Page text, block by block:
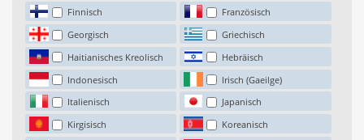
Finnisch
Französisch
Georgisch
Griechisch
Haitianisches Kreolisch
Hebräisch
Indonesisch
Irisch (Gaeilge)
Italienisch
Japanisch
Kirgisisch
Koreanisch